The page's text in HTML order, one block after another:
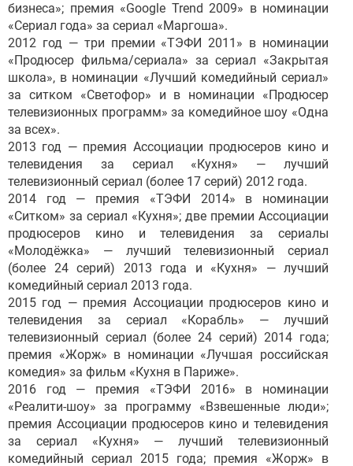
бизнеса»; премия «Google Trend 2009» в номинации
«Сериал года» за сериал «Маргоша».
2012 год — три премии «ТЭФИ 2011» в номинации
«Продюсер фильма/сериала» за сериал «Закрытая
школа», в номинации «Лучший комедийный сериал»
за ситком «Светофор» и в номинации «Продюсер
телевизионных программ» за комедийное шоу «Одна
за всех».
2013 год — премия Ассоциации продюсеров кино и
телевидения за сериал «Кухня» — лучший
телевизионный сериал (более 17 серий) 2012 года.
2014 год — премия «ТЭФИ 2014» в номинации
«Ситком» за сериал «Кухня»; две премии Ассоциации
продюсеров кино и телевидения за сериалы
«Молодёжка» — лучший телевизионный сериал
(более 24 серий) 2013 года и «Кухня» — лучший
комедийный сериал 2013 года.
2015 год — премия Ассоциации продюсеров кино и
телевидения за сериал «Корабль» — лучший
телевизионный сериал (более 24 серий) 2014 года;
премия «Жорж» в номинации «Лучшая российская
комедия» за фильм «Кухня в Париже».
2016 год — премия «ТЭФИ 2016» в номинации
«Реалити-шоу» за программу «Взвешенные люди»;
премия Ассоциации продюсеров кино и телевидения
за сериал «Кухня» — лучший телевизионный
комедийный сериал 2015 года; премия «Жорж» в